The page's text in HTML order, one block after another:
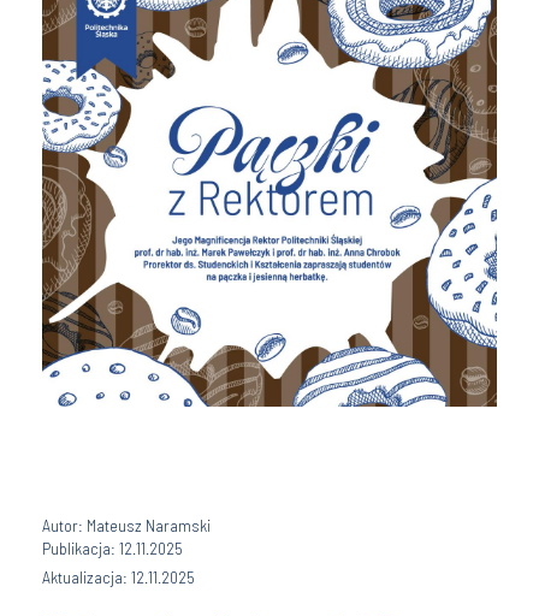
Autor: Mateusz Naramski
Publikacja: 12.11.2025
Aktualizacja: 12.11.2025